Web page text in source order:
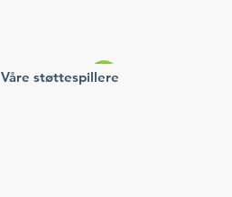
Våre støttespillere